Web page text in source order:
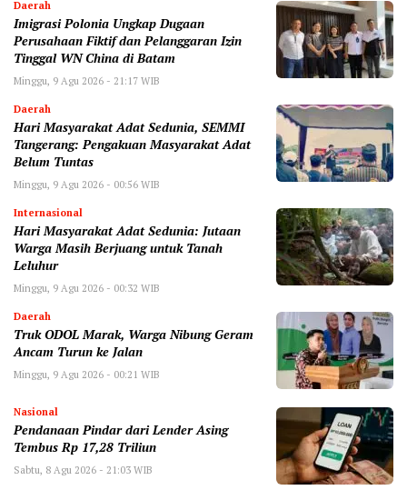
Daerah
Imigrasi Polonia Ungkap Dugaan
Perusahaan Fiktif dan Pelanggaran Izin
Tinggal WN China di Batam
Minggu, 9 Agu 2026 - 21:17 WIB
Daerah
Hari Masyarakat Adat Sedunia, SEMMI
Tangerang: Pengakuan Masyarakat Adat
Belum Tuntas
Minggu, 9 Agu 2026 - 00:56 WIB
Internasional
Hari Masyarakat Adat Sedunia: Jutaan
Warga Masih Berjuang untuk Tanah
Leluhur
Minggu, 9 Agu 2026 - 00:32 WIB
Daerah
Truk ODOL Marak, Warga Nibung Geram
Ancam Turun ke Jalan
Minggu, 9 Agu 2026 - 00:21 WIB
Nasional
Pendanaan Pindar dari Lender Asing
Tembus Rp 17,28 Triliun
Sabtu, 8 Agu 2026 - 21:03 WIB